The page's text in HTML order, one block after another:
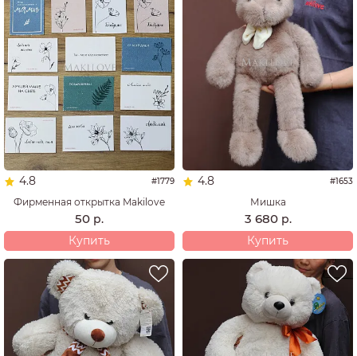
4.8 #1779
Фирменная открытка Makilove
50 р.
Купить
4.8 #1653
Мишка
3 680 р.
Купить